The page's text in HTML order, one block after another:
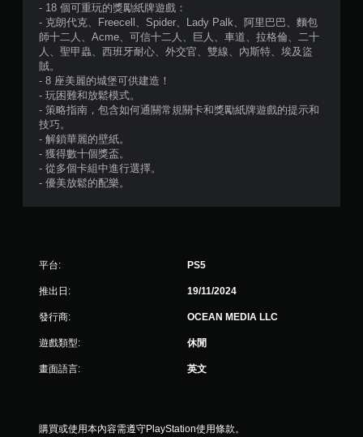
- 18 個可重玩的獎勵紙牌遊戲：
- 克朗代克、Freecell、Spider、Lady Palk、阿里巴巴、麵包
師十二人、Acme、可信十二人、巨人、車道、拉格倫、二十
人、聖甲蟲、西班牙耐心、外交官、雙線、內斯特、埃及盜
賊。
- 8 座美麗的城堡可供建造！
- 玩困難和放鬆模式。
- 策略指南，包含如何通關常規關卡和獎勵紙牌遊戲的提示和
技巧。
- 解鎖華麗的壁紙。
- 獲得數十個獎盃。
- 從多個卡組中進行選擇。
- 優美放鬆的配樂。
平台: PS5
推出日: 19/11/2024
發行商: OCEAN MEDIA LLC
遊戲類型: 休閒
畫面語言: 英文
購買或使用本內容需遵守PlayStation使用條款。